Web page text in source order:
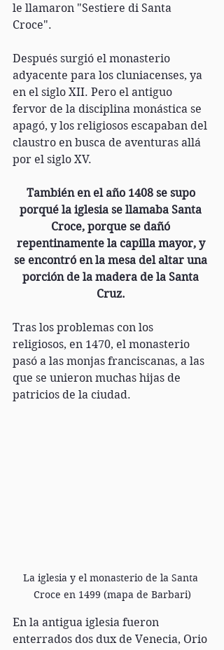
le llamaron "Sestiere di Santa
Croce".
Después surgió el monasterio
adyacente para los cluniacenses, ya
en el siglo XII. Pero el antiguo
fervor de la disciplina monástica se
apagó, y los religiosos escapaban del
claustro en busca de aventuras allá
por el siglo XV.
También en el año 1408 se supo
porqué la iglesia se llamaba Santa
Croce, porque se dañó
repentinamente la capilla mayor, y
se encontró en la mesa del altar una
porción de la madera de la Santa
Cruz.
Tras los problemas con los
religiosos, en 1470, el monasterio
pasó a las monjas franciscanas, a las
que se unieron muchas hijas de
patricios de la ciudad.
La iglesia y el monasterio de la Santa
Croce en 1499 (mapa de Barbari)
En la antigua iglesia fueron
enterrados dos dux de Venecia, Orio